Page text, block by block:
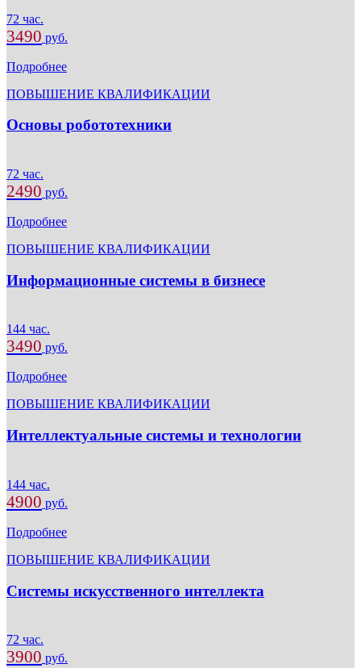
72 час.
3490 руб.
Подробнее
ПОВЫШЕНИЕ КВАЛИФИКАЦИИ
Основы робототехники
72 час.
2490 руб.
Подробнее
ПОВЫШЕНИЕ КВАЛИФИКАЦИИ
Информационные системы в бизнесе
144 час.
3490 руб.
Подробнее
ПОВЫШЕНИЕ КВАЛИФИКАЦИИ
Интеллектуальные системы и технологии
144 час.
4900 руб.
Подробнее
ПОВЫШЕНИЕ КВАЛИФИКАЦИИ
Системы искусственного интеллекта
72 час.
3900 руб.